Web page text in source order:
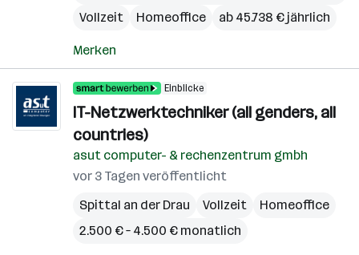
Vollzeit
Homeoffice ab 45.738 € jährlich
Merken
Einblicke
IT-Netzwerktechniker (all genders, all
countries)
asut computer- & rechenzentrum gmbh
vor 3 Tagen veröffentlicht
Spittal an der Drau
Vollzeit
Homeoffice
2.500 € – 4.500 € monatlich